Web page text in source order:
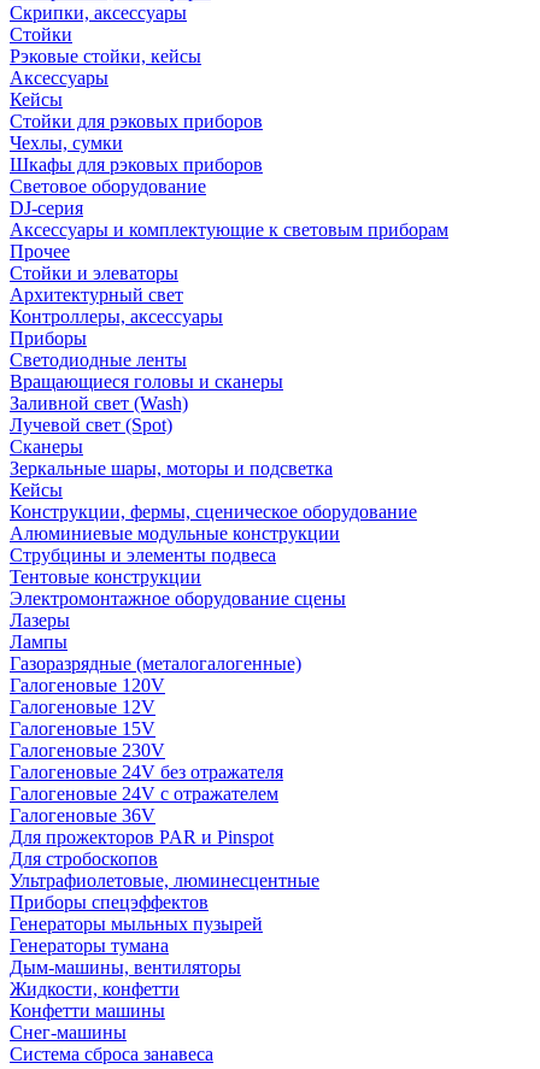
Скрипки, аксессуары
Стойки
Рэковые стойки, кейсы
Аксессуары
Кейсы
Стойки для рэковых приборов
Чехлы, сумки
Шкафы для рэковых приборов
Световое оборудование
DJ-серия
Аксессуары и комплектующие к световым приборам
Прочее
Стойки и элеваторы
Архитектурный свет
Контроллеры, аксессуары
Приборы
Светодиодные ленты
Вращающиеся головы и сканеры
Заливной свет (Wash)
Лучевой свет (Spot)
Сканеры
Зеркальные шары, моторы и подсветка
Кейсы
Конструкции, фермы, сценическое оборудование
Алюминиевые модульные конструкции
Струбцины и элементы подвеса
Тентовые конструкции
Электромонтажное оборудование сцены
Лазеры
Лампы
Газоразрядные (металогалогенные)
Галогеновые 120V
Галогеновые 12V
Галогеновые 15V
Галогеновые 230V
Галогеновые 24V без отражателя
Галогеновые 24V с отражателем
Галогеновые 36V
Для прожекторов PAR и Pinspot
Для стробоскопов
Ультрафиолетовые, люминесцентные
Приборы спецэффектов
Генераторы мыльных пузырей
Генераторы тумана
Дым-машины, вентиляторы
Жидкости, конфетти
Конфетти машины
Снег-машины
Система сброса занавеса